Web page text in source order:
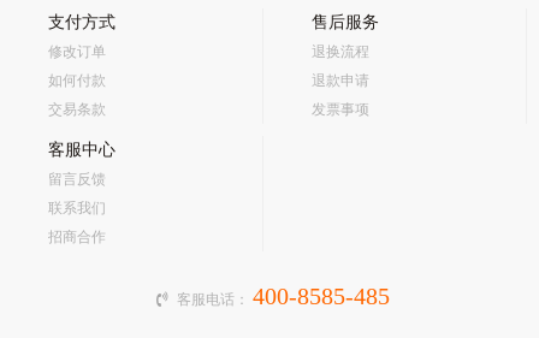
支付方式
修改订单
如何付款
交易条款
售后服务
退换流程
退款申请
发票事项
客服中心
留言反馈
联系我们
招商合作
客服电话： 400-8585-485